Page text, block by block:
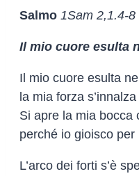
Salmo 1Sam 2,1.4-8
Il mio cuore esulta
Il mio cuore esulta
la mia forza
Si apre la mia bocca
perché io gioisco
L’arco dei forti s’è